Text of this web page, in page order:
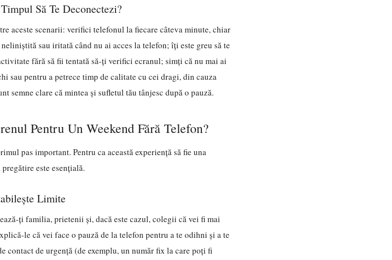
Să Te Deconectezi?
aceste scenarii: verifici telefonul la fiecare câteva minute, chiar
sau iritată când nu ai acces la telefon; îți este greu să te
fără să fii tentată să-ți verifici ecranul; simți că nu mai ai
sau pentru a petrece timp de calitate cu cei dragi, din cauza
semne clare că mintea și sufletul tău tânjesc după o pauză.
Pentru Un Weekend Fără Telefon?
pas important. Pentru ca această experiență să fie una
este esențială.
Limite
ți familia, prietenii și, dacă este cazul, colegii că vei fi mai
le că vei face o pauză de la telefon pentru a te odihni și a te
contact de urgență (de exemplu, un număr fix la care poți fi